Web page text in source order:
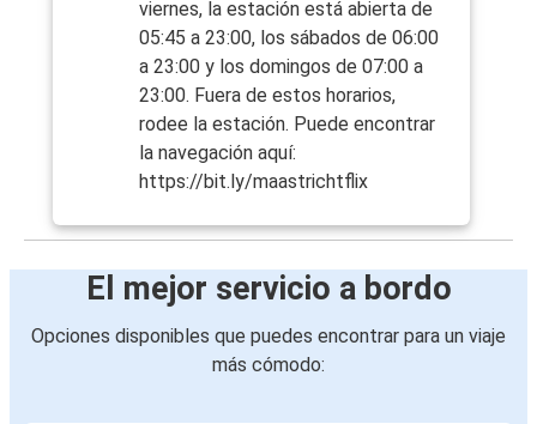
viernes, la estación está abierta de
05:45 a 23:00, los sábados de 06:00
a 23:00 y los domingos de 07:00 a
23:00. Fuera de estos horarios,
rodee la estación. Puede encontrar
la navegación aquí:
https://bit.ly/maastrichtflix
El mejor servicio a bordo
Opciones disponibles que puedes encontrar para un viaje
más cómodo: